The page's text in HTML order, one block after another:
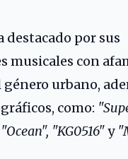
destacado por sus
musicales con
urbano,
como:
"KG0516"y